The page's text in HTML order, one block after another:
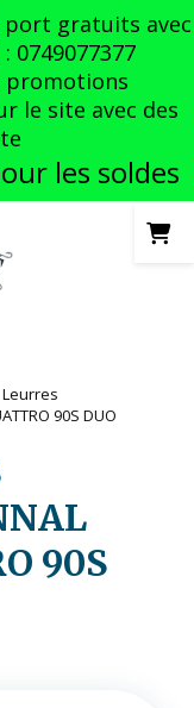
port gratuits avec
0749077377
promotions
le site avec des
les soldes
Leurres
90S DUO
90S